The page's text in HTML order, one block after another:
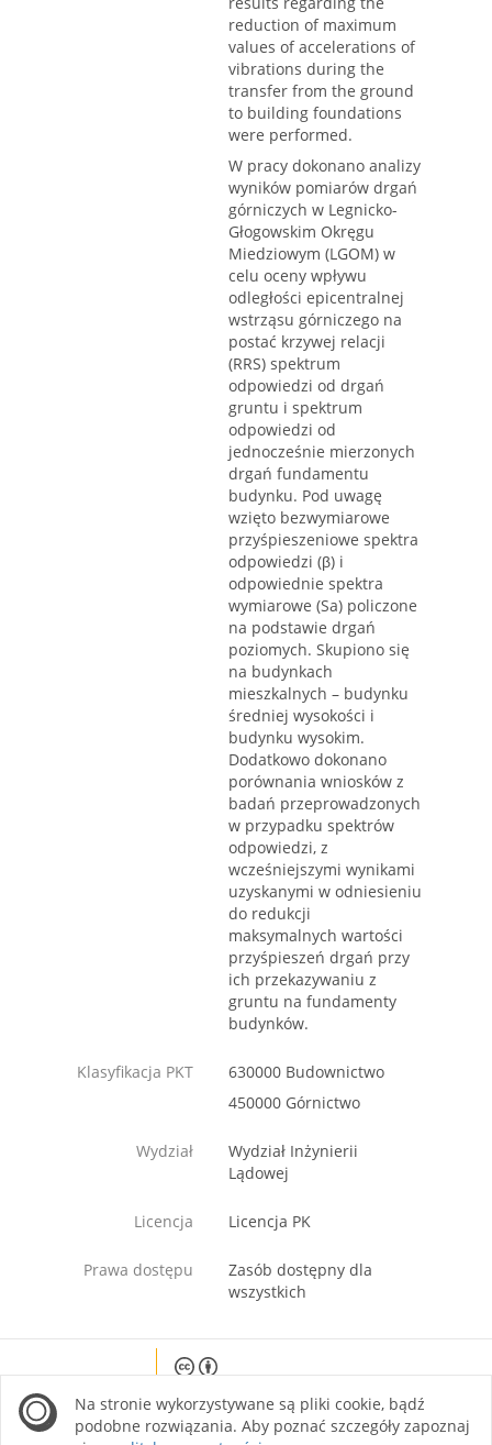
reduction of maximum
values of accelerations of
vibrations during the
transfer from the ground
to building foundations
were performed.
W pracy dokonano analizy
wyników pomiarów drgań
górniczych w Legnicko-
Głogowskim Okręgu
Miedziowym (LGOM) w
celu oceny wpływu
odległości epicentralnej
wstrząsu górniczego na
postać krzywej relacji
(RRS) spektrum
odpowiedzi od drgań
gruntu i spektrum
odpowiedzi od
jednocześnie mierzonych
drgań fundamentu
budynku. Pod uwagę
wzięto bezwymiarowe
przyśpieszeniowe spektra
odpowiedzi (β) i
odpowiednie spektra
wymiarowe (Sa) policzone
na podstawie drgań
poziomych. Skupiono się
na budynkach
mieszkalnych – budynku
średniej wysokości i
budynku wysokim.
Dodatkowo dokonano
porównania wniosków z
badań przeprowadzonych
w przypadku spektrów
odpowiedzi, z
wcześniejszymi wynikami
uzyskanymi w odniesieniu
do redukcji
maksymalnych wartości
przyśpieszeń drgań przy
ich przekazywaniu z
gruntu na fundamenty
budynków.
Klasyfikacja PKT
630000 Budownictwo
450000 Górnictwo
Wydział
Wydział Inżynierii
Lądowej
Licencja Licencja PK
Prawa dostępu
Zasób dostępny dla
wszystkich
site is licensed under a Creative Commons
Attribution 4.0 International license.
Na stronie wykorzystywane są pliki cookie, bądź
podobne rozwiązania. Aby poznać szczegóły zapoznaj